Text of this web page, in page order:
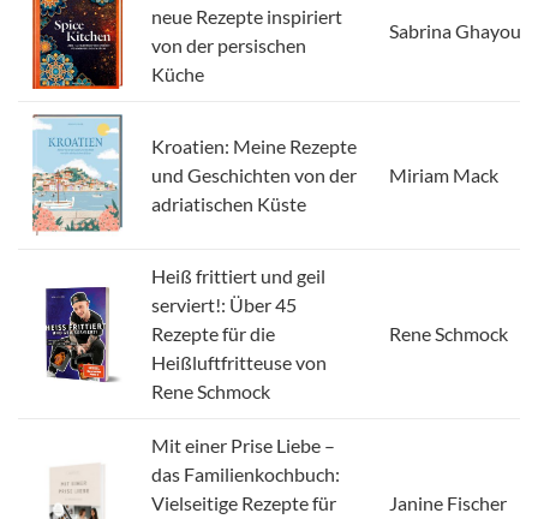
neue Rezepte inspiriert
von der persischen
Küche
Sabrina Ghayour
Kroatien: Meine Rezepte
und Geschichten von der
adriatischen Küste
Miriam Mack
Heiß frittiert und geil
serviert!: Über 45
Rezepte für die
Heißluftfritteuse von
Rene Schmock
Rene Schmock
Mit einer Prise Liebe –
das Familienkochbuch:
Vielseitige Rezepte für
Janine Fischer